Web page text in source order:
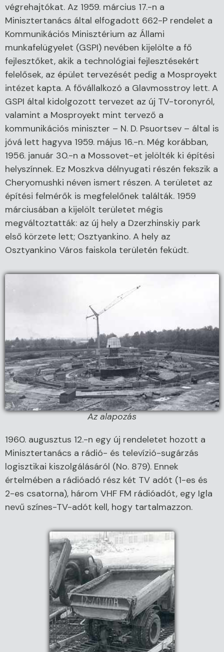
végrehajtókat. Az 1959. március 17.-n a
Minisztertanács által elfogadott 662-P rendelet a
Kommunikációs Minisztérium az Állami
munkafelügyelet (GSPI) nevében kijelölte a fő
fejlesztőket, akik a technológiai fejlesztésekért
felelősek, az épület tervezését pedig a Mosproyekt
intézet kapta. A fővállalkozó a Glavmosstroy lett. A
GSPI által kidolgozott tervezet az új TV-toronyról,
valamint a Mosproyekt mint tervező a
kommunikációs miniszter – N. D. Psuortsev – által is
jóvá lett hagyva 1959. május 16.-n. Még korábban,
1956. január 30.-n a Mossovet-et jelölték ki építési
helyszínnek. Ez Moszkva délnyugati részén fekszik a
Cheryomushki néven ismert részen. A területet az
építési felmérők is megfelelőnek találták. 1959
márciusában a kijelölt területet mégis
megváltoztatták: az új hely a Dzerzhinskiy park
első körzete lett; Osztyankino. A hely az
Osztyankino Város faiskola területén feküdt.
Az alapozás
1960. augusztus 12.-n egy új rendeletet hozott a
Minisztertanács a rádió- és televízió-sugárzás
logisztikai kiszolgálásáról (No. 879). Ennek
értelmében a rádióadó rész két TV adót (1-es és
2-es csatorna), három VHF FM rádióadót, egy Igla
nevű színes-TV-adót kell, hogy tartalmazzon.